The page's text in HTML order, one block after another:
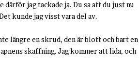
jag tackade ja. Du sa att du just nu
kunde jag visst vara del av.
längre en skrud, den är blott och bart en
skaffning. Jag kommer att lida, och